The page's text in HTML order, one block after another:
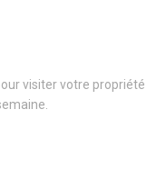
visiter votre propriété